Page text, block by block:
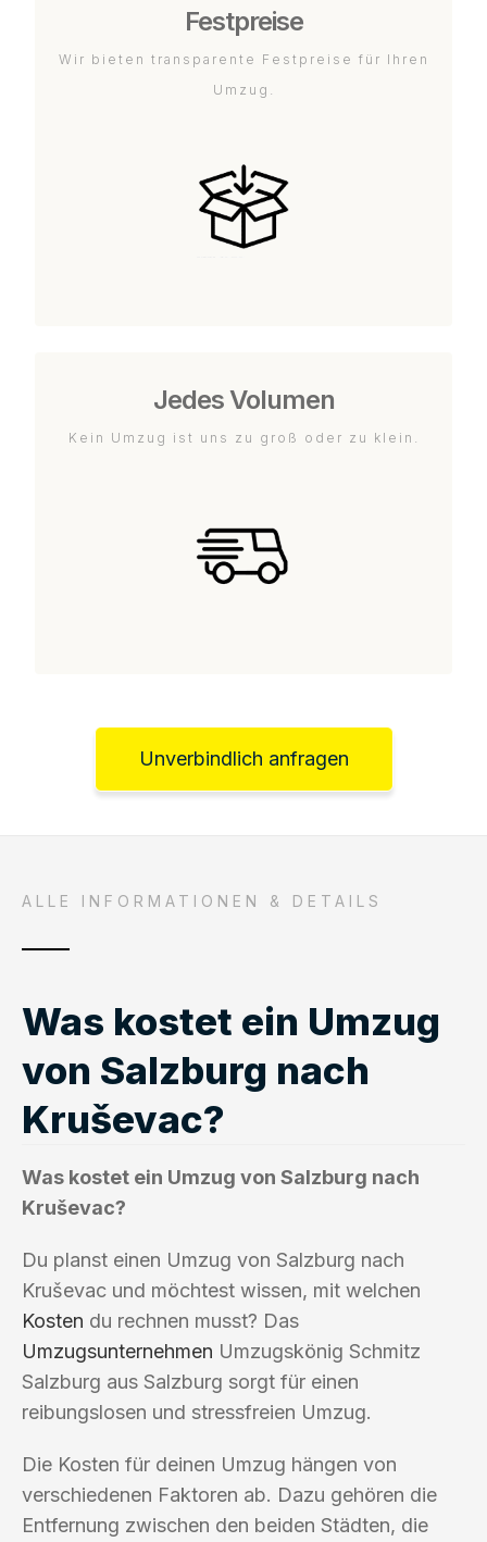
Festpreise
Wir bieten transparente Festpreise für Ihren
Umzug.
Jedes Volumen
Kein Umzug ist uns zu groß oder zu klein.
Unverbindlich anfragen
ALLE INFORMATIONEN & DETAILS
Was kostet ein Umzug
von Salzburg nach
Kruševac?
Was kostet ein Umzug von Salzburg nach
Kruševac?
Du planst einen Umzug von Salzburg nach
Kruševac und möchtest wissen, mit welchen
Kosten du rechnen musst? Das
Umzugsunternehmen Umzugskönig Schmitz
Salzburg aus Salzburg sorgt für einen
reibungslosen und stressfreien Umzug.
Die Kosten für deinen Umzug hängen von
verschiedenen Faktoren ab. Dazu gehören die
Entfernung zwischen den beiden Städten, die